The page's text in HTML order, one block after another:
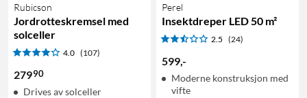
Rubicson
Jordrotteskremsel med
solceller
4.0 (107)
27990
Drives av solceller
Perel
Insektdreper LED 50 m²
2.5 (24)
599,-
Moderne konstruksjon med
vifte